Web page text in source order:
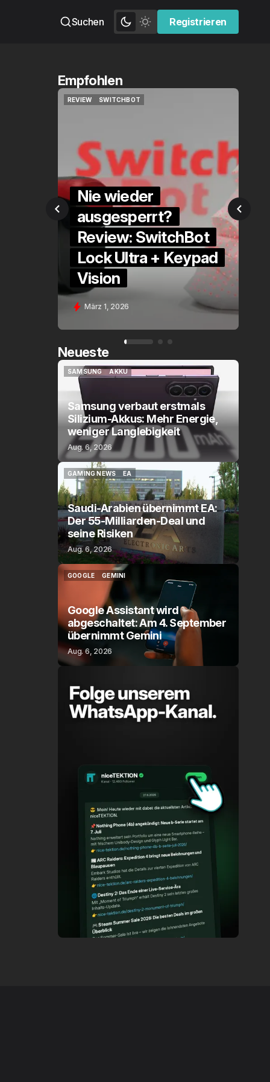
Suchen
Registrieren
Registrieren
Empfohlen
+ Keypad
QUICKCHECK
Die Alexa-
Alternative?
QuickCheck: Home
Assistant Voice (PE)
Feb. 9, 2026
Neueste
SAMSUNG
SAMSUNG
AKKU
Samsung verbaut erstmals
Silizium-Akkus: Mehr Energie,
weniger Langlebigkeit
Aug. 6, 2026
GAMING NEWS
GAMING NEWS
EA
EA
Saudi-Arabien übernimmt EA:
Der 55-Milliarden-Deal und
seine Risiken
Aug. 6, 2026
GOOGLE
GEMINI
GEMINI
Google Assistant wird
abgeschaltet: Am 4. September
übernimmt Gemini
Aug. 6, 2026